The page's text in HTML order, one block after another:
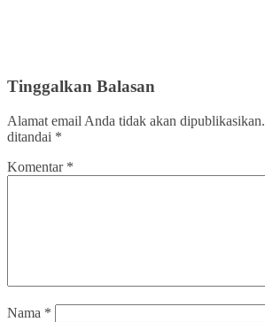
Tinggalkan Balasan
Alamat email Anda tidak akan dipublikasikan.
ditandai *
Komentar *
Nama *